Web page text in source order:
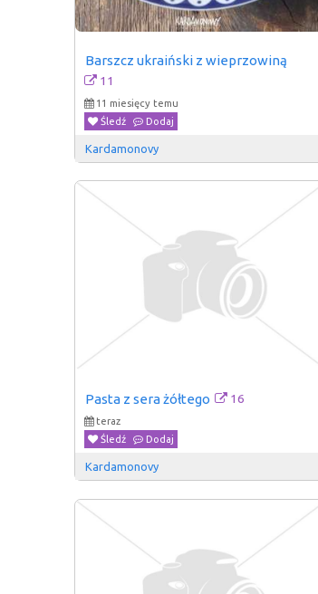
Barszcz ukraiński z wieprzowiną
11
11 miesięcy temu
Śledź
Dodaj
Kardamonovy
Pasta z sera żółtego 16
teraz
Śledź
Dodaj
Kardamonovy